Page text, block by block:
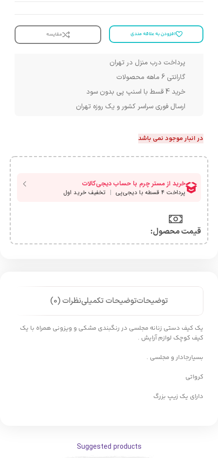
افزودن به علاقه مندی مقایسه
پرداخت درب منزل در تهران
گارانتی 6 ماهه محصولات
خرید 4 قسط با اسنپ پی بدون سود
ارسال فوری سراسر کشور و یک روزه تهران
در انبار موجود نمی باشد
قیمت محصول:​
توضیحاتتوضیحات تکمیلینظرات (0)
یک کیف دستی زنانه مجلسی در رنگبندی مشکی و ویزونی همراه با یک
کیف کوچک لوازم آرایش .
بسیارجادار و مجلسی .
کرواتی
دارای یک زیپ بزرگ
Suggested products